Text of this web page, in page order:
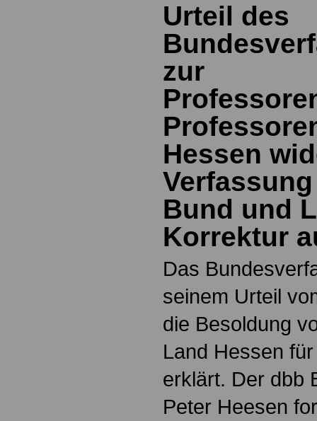
Urteil des
zur
Hessen
Bund und
Korrektur
Das
seinem Urteil
die Besoldung
Land Hessen
erklärt. Der dbb
Peter Heesen